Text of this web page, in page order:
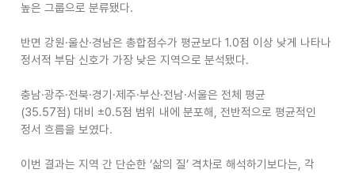
높은 그룹으로 분류됐다.
반면 강원·울산·경남은 총합점수가 평균보다 1.0점 이상 낮게 나타나
정서적 부담 신호가 가장 낮은 지역으로 분석됐다.
충남·광주·전북·경기·제주·부산·전남·서울은 전체 평균
(35.57점) 대비 ±0.5점 범위 내에 분포해, 전반적으로 평균적인
정서 흐름을 보였다.
이번 결과는 지역 간 단순한 ‘삶의 질’ 격차로 해석하기보다는, 각